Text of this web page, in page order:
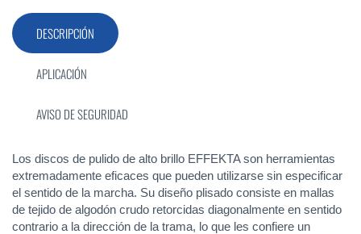
DESCRIPCIÓN
Los discos de pulido de alto brillo EFFEKTA son herramientas
extremadamente eficaces que pueden utilizarse sin especificar
el sentido de la marcha. Su diseño plisado consiste en mallas
de tejido de algodón crudo retorcidas diagonalmente en sentido
contrario a la dirección de la trama, lo que les confiere un
APLICACIÓN
AVISO DE SEGURIDAD